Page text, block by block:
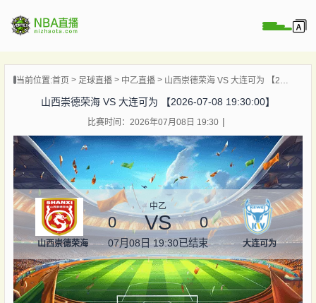
播当前位置:首页 足球直播 中乙直播 山西崇德荣海 VS 大连可为 【2026-07-08 19:30:00】
山西崇德荣海 VS 大连可为 【2026-07-08 19:30:00】
比赛时间：2026年07月08日 19:30
山西崇德荣海
中乙
0 VS 0
07月08日 19:30已结束 大连可为